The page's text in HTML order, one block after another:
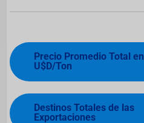
Precio Promedio Total en
U$D/Ton
Destinos Totales de las
Exportaciones